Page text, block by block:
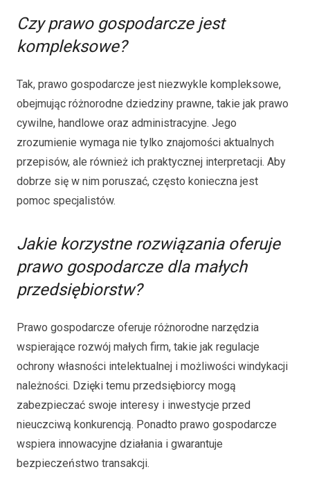
Czy prawo gospodarcze jest
kompleksowe?
Tak, prawo gospodarcze jest niezwykle kompleksowe,
obejmując różnorodne dziedziny prawne, takie jak prawo
cywilne, handlowe oraz administracyjne. Jego
zrozumienie wymaga nie tylko znajomości aktualnych
przepisów, ale również ich praktycznej interpretacji. Aby
dobrze się w nim poruszać, często konieczna jest
pomoc specjalistów.
Jakie korzystne rozwiązania oferuje
prawo gospodarcze dla małych
przedsiębiorstw?
Prawo gospodarcze oferuje różnorodne narzędzia
wspierające rozwój małych firm, takie jak regulacje
ochrony własności intelektualnej i możliwości windykacji
należności. Dzięki temu przedsiębiorcy mogą
zabezpieczać swoje interesy i inwestycje przed
nieuczciwą konkurencją. Ponadto prawo gospodarcze
wspiera innowacyjne działania i gwarantuje
bezpieczeństwo transakcji.